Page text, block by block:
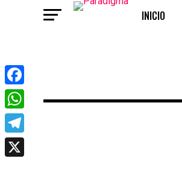
INICIO
Facebook
WhatsApp
Telegram